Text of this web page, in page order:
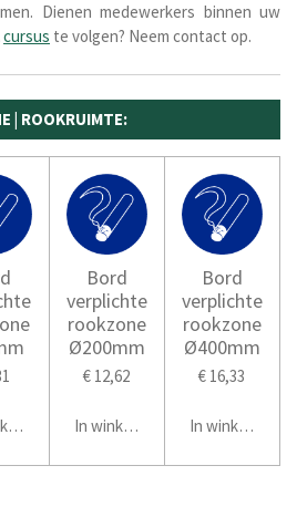
Dienen medewerkers binnen uw
cursus te volgen? Neem contact op.
| ROOKRUIMTE:
Bord
verplichte
rookzone
Ø200mm
€ 12,62
In winkelwagen
Bord
verplichte
rookzone
Ø400mm
€ 16,33
In winkelwagen